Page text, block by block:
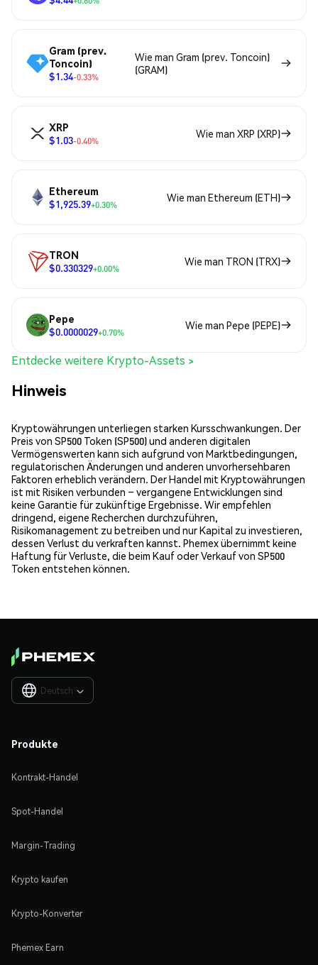
Gram (prev.
Toncoin)
$1.34-0.33%
Wie man Gram (prev. Toncoin)
(GRAM)
XRP
$1.03-0.40%
Wie man XRP (XRP)
Ethereum
$1,925.39+0.30%
Wie man Ethereum (ETH)
TRON
$0.330329+0.00%
Wie man TRON (TRX)
Pepe
$0.0000029+0.70%
Wie man Pepe (PEPE)
Entdecke weitere Krypto-Assets >
Hinweis
Kryptowährungen unterliegen starken Kursschwankungen. Der
Preis von SP500 Token (SP500) und anderen digitalen
Vermögenswerten kann sich aufgrund von Marktbedingungen,
regulatorischen Änderungen und anderen unvorhersehbaren
Faktoren erheblich verändern. Der Handel mit Kryptowährungen
ist mit Risiken verbunden – vergangene Entwicklungen sind
keine Garantie für zukünftige Ergebnisse. Wir empfehlen
dringend, eigene Recherchen durchzuführen,
Risikomanagement zu betreiben und nur Kapital zu investieren,
dessen Verlust du verkraften kannst. Phemex übernimmt keine
Haftung für Verluste, die beim Kauf oder Verkauf von SP500
Token entstehen können.
Deutsch 
Produkte
Kontrakt-Handel
Spot-Handel
Margin-Trading
Krypto kaufen
Krypto-Konverter
Phemex Earn